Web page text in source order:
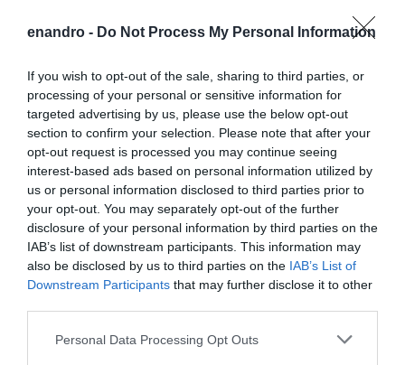
enandro - Do Not Process My Personal Information
If you wish to opt-out of the sale, sharing to third parties, or
processing of your personal or sensitive information for
targeted advertising by us, please use the below opt-out
section to confirm your selection. Please note that after your
opt-out request is processed you may continue seeing
interest-based ads based on personal information utilized by
us or personal information disclosed to third parties prior to
your opt-out. You may separately opt-out of the further
disclosure of your personal information by third parties on the
IAB’s list of downstream participants. This information may
also be disclosed by us to third parties on the IAB’s List of
Downstream Participants that may further disclose it to other
Please note that this website/app uses one or more Google
Personal Data Processing Opt Outs